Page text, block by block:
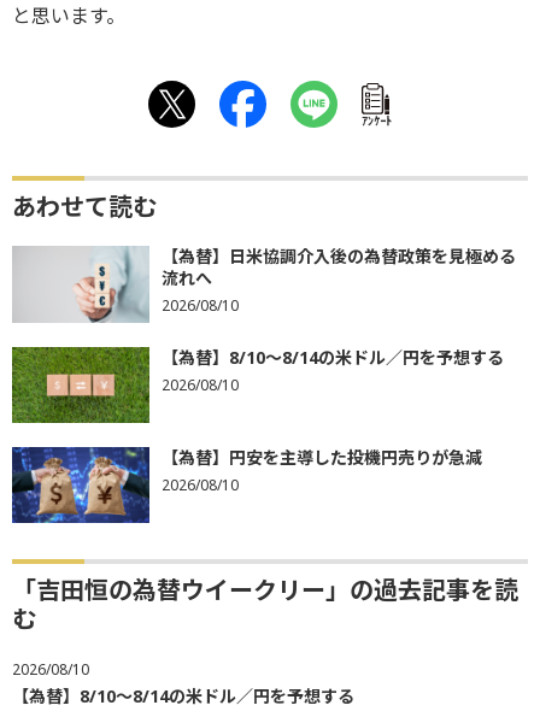
と思います。
ｱﾝｹｰﾄ
あわせて読む
【為替】日米協調介入後の為替政策を見極める
流れへ
2026/08/10
【為替】8/10～8/14の米ドル／円を予想する
2026/08/10
【為替】円安を主導した投機円売りが急減
2026/08/10
「吉田恒の為替ウイークリー」の過去記事を読
む
2026/08/10
【為替】8/10～8/14の米ドル／円を予想する